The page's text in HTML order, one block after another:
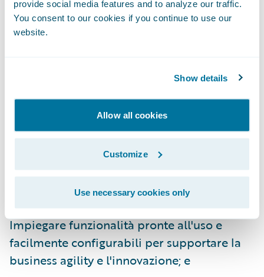
provide social media features and to analyze our traffic.
You consent to our cookies if you continue to use our
website.
Show details
Allow all cookies
Customize
Use necessary cookies only
è culminato in un rilascio graduale, marchio
per marchio.”
Fornire agli assicurati e agli intermediari
capacità di self-service più complete e
Migliorare il servizio clienti con offerte
omni-canale e personalizzate;
Impiegare funzionalità pronte all'uso e
facilmente configurabili per supportare la
business agility e l'innovazione; e